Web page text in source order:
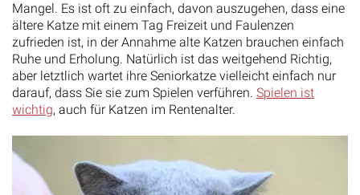
Mangel. Es ist oft zu einfach, davon auszugehen, dass eine
ältere Katze mit einem Tag Freizeit und Faulenzen
zufrieden ist, in der Annahme alte Katzen brauchen einfach
Ruhe und Erholung. Natürlich ist das weitgehend Richtig,
aber letztlich wartet ihre Seniorkatze vielleicht einfach nur
darauf, dass Sie sie zum Spielen verführen. Spielen ist
wichtig, auch für Katzen im Rentenalter.